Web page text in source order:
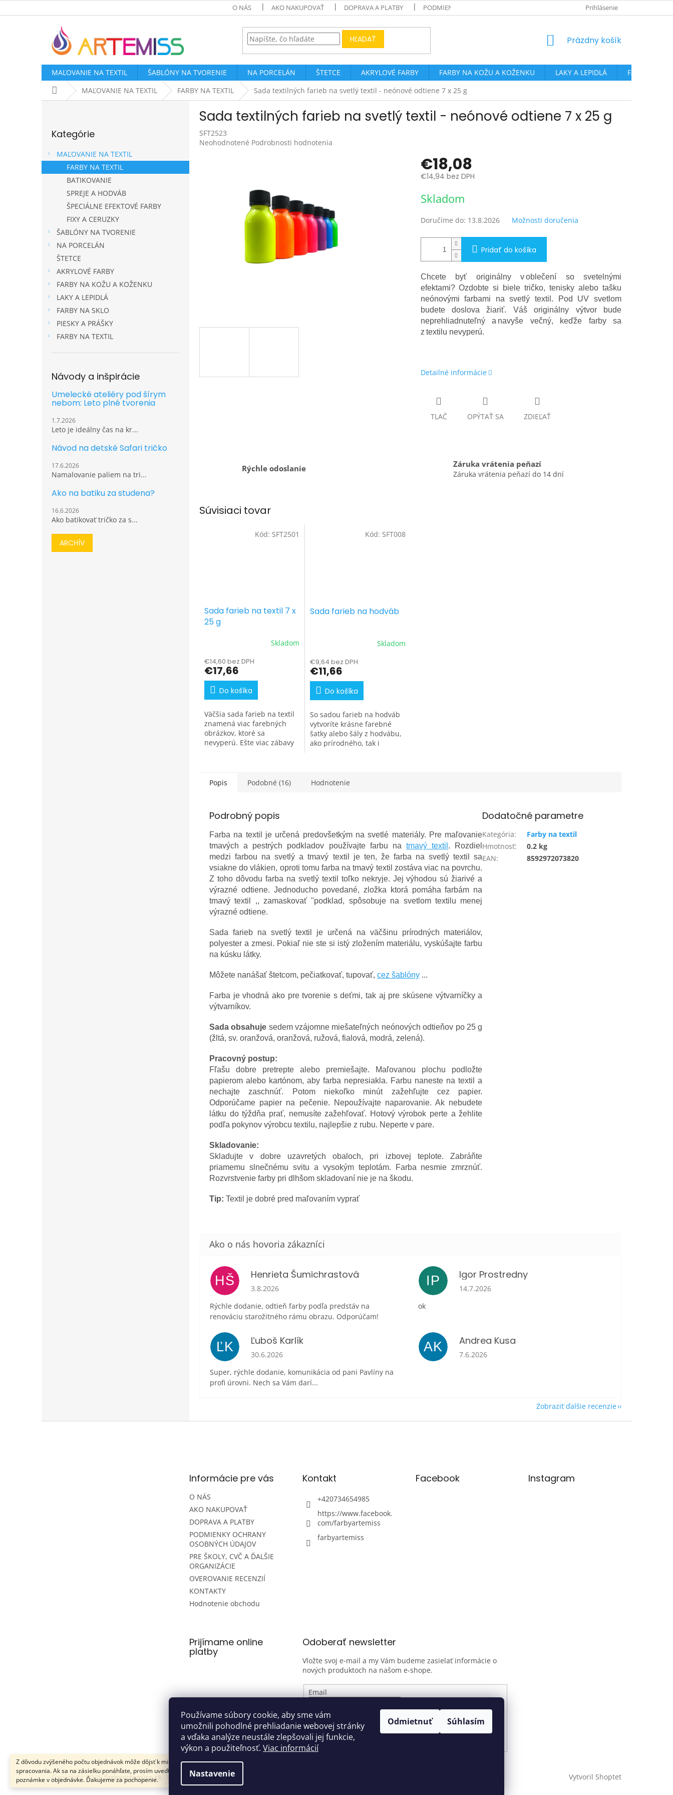
Používame súbory cookie, aby sme vám
umožnili pohodlné prehliadanie webovej stránky
a vďaka analýze neustále zlepšovali jej funkcie,
výkon a použiteľnosť. Viac informácií
Nastavenie
Odmietnuť Súhlasím
na
Z dôvodu zvýšeného počtu objednávok môže dôjsť k miernemu zdržaniu
spracovania. Ak sa na zásielku ponáhľate, prosím uveďte túto informáciu v
poznámke v objednávke. Ďakujeme za pochopenie.
O NÁS AKO NAKUPOVAŤ DOPRAVA A PLATBY PODMIENKY OCHRANY OSOBNÝCH ÚDAJOV PRE ŠKOLY, CVČ A ĎALŠIE
Prihlásenie
HĽADAŤ
NÁKUPNÝ
Prázdny košík
MAĽOVANIE NA TEXTIL ŠABLÓNY NA TVORENIE NA PORCELÁN ŠTETCE AKRYLOVÉ FARBY FARBY NA KOŽU A KOŽENKU LAKY A LEPIDLÁ
FARBY NA
DomovMAĽOVANIE NA TEXTIL FARBY NA TEXTIL Sada textilných farieb na svetlý textil - neónové odtiene 7 x 25 g
p
a
kategórie
Kategórie
MAĽOVANIE NA TEXTIL
FARBY NA TEXTIL
BATIKOVANIE
SPREJE A HODVÁB
ŠPECIÁLNE EFEKTOVÉ FARBY
FIXY A CERUZKY
ŠABLÓNY NA TVORENIE
NA PORCELÁN
ŠTETCE
AKRYLOVÉ FARBY
FARBY NA KOŽU A KOŽENKU
LAKY A LEPIDLÁ
FARBY NA SKLO
PIESKY A PRÁŠKY
FARBY NA TEXTIL
Návody a inšpirácie
Umelecké ateliéry pod šírym
nebom: Leto plné tvorenia
1.7.2026
Leto je ideálny čas na kr...
Návod na detské Safari tričko
17.6.2026
Namalovanie paliem na tri...
Ako na batiku za studena?
16.6.2026
Ako batikovať tričko za s...
ARCHÍV
Sada textilných farieb na svetlý textil - neónové odtiene 7 x 25 g
SFT2523
Priemerné
Neohodnotené Podrobnosti hodnotenia
€18,08
€14,94 bez DPH
cena:
Skladom
Doručíme do: 13.8.2026 Možnosti doručenia
Pridať do košíka
Chcete byť originálny v oblečení so svetelnými
efektami? Ozdobte si biele tričko, tenisky alebo tašku
neónovými farbami na svetlý textil. Pod UV svetlom
budete doslova žiariť. Váš originálny výtvor bude
neprehliadnuteľný a navyše večný, keďže farby sa
z textilu nevyperú.
Detailné informácie
TLAČ OPÝTAŤ SA ZDIEĽAŤ
Rýchle odoslanie Záruka vrátenia peňazí
Záruka vrátenia peňazí do 14 dní
Súvisiaci tovar
Sada farieb na textil 7 x
25 g
Skladom
€14,60 bez DPH
€17,66
Do košíka
Väčšia sada farieb na textil
znamená viac farebných
obrázkov, ktoré sa
nevyperú. Ešte viac zábavy
Kód: SFT2501
Sada farieb na hodváb
Skladom
€9,64 bez DPH
€11,66
Do košíka
So sadou farieb na hodváb
vytvoríte krásne farebné
šatky alebo šály z hodvábu,
ako prírodného, tak i
Kód: SFT008
Popis Podobné (16) Hodnotenie
Podrobný popis
Farba na textil je určená predovšetkým na svetlé materiály. Pre maľovanie
tmavých a pestrých podkladov používajte farbu natmavý textil . Rozdiel
medzi farbou na svetlý a tmavý textil je ten, že farba na svetlý textil sa
vsiakne do vlákien, oproti tomu farba na tmavý textil zostáva viac na povrchu.
Z toho dôvodu farba na svetlý textil toľko nekryje. Jej výhodou sú žiarivé a
výrazné odtiene. Jednoducho povedané, zložka ktorá pomáha farbám na
tmavý textil ,, zamaskovať "podklad, spôsobuje na svetlom textilu menej
výrazné odtiene.
Sada farieb na svetlý textil je určená na väčšinu prírodných materiálov,
polyester a zmesi. Pokiaľ nie ste si istý zložením materiálu, vyskúšajte farbu
na kúsku látky.
Môžete nanášať štetcom, pečiatkovať, tupovať, cez šablóny ...
Farba je vhodná ako pre tvorenie s deťmi, tak aj pre skúsene výtvarníčky a
výtvarníkov.
Sada obsahuje sedem vzájomne miešateľných neónových odtieňov po 25 g
(žltá, sv. oranžová, oranžová, ružová, fialová, modrá, zelená).
Pracovný postup:
Fľašu dobre pretrepte alebo premiešajte. Maľovanou plochu podložte
papierom alebo kartónom, aby farba nepresiakla. Farbu naneste na textil a
nechajte zaschnúť. Potom niekoľko minút zažehľujte cez papier.
Odporúčame papier na pečenie. Nepoužívajte naparovanie. Ak nebudete
látku do týždňa prať, nemusíte zažehľovať. Hotový výrobok perte a žehlite
podľa pokynov výrobcu textilu, najlepšie z rubu. Neperte v pare.
Skladovanie:
Skladujte v dobre uzavretých obaloch, pri izbovej teplote. Zabráňte
priamemu slnečnému svitu a vysokým teplotám. Farba nesmie zmrznúť.
Rozvrstvenie farby pri dlhšom skladovaní nie je na škodu.
Tip: Textil je dobré pred maľovaním vyprať
Dodatočné parametre
Kategória:
Farby na textil
Hmotnosť:
0.2 kg
EAN: 8592972073820
HŠ Henrieta Šumichrastová
Hodnotenie obchodu je 5 z 5 hviezdičiek.
3.8.2026
Rýchle dodanie, odtieň farby podľa predstáv na
renováciu starožitného rámu obrazu. Odporúčam!
IP Igor Prostredny
Hodnotenie obchodu je 5 z 5 hviezdičiek.
14.7.2026
ok
ĽK Ľuboš Karlík
Hodnotenie obchodu je 5 z 5 hviezdičiek.
30.6.2026
Super, rýchle dodanie, komunikácia od pani Pavlíny na
profi úrovni. Nech sa Vám darí...
AK Andrea Kusa
Hodnotenie obchodu je 5 z 5 hviezdičiek.
7.6.2026
Zobraziť ďalšie recenzie
Informácie pre vás
O NÁS
AKO NAKUPOVAŤ
DOPRAVA A PLATBY
PODMIENKY OCHRANY
OSOBNÝCH ÚDAJOV
PRE ŠKOLY, CVČ A ĎALŠIE
ORGANIZÁCIE
OVEROVANIE RECENZIÍ
KONTAKTY
Hodnotenie obchodu
Kontakt
+420734654985
https://www.facebook.
com/farbyartemiss
farbyartemiss
Facebook Instagram
Prijímame online
platby
Odoberať newsletter
Vložte svoj e-mail a my Vám budeme zasielať informácie o
nových produktoch na našom e-shope.
Email
Vložením e-mailu súhlasíte s
podmienkami ochrany
osobných údajov
PRIHLÁSIŤ SA
Vytvoril Shoptet
Copyright 2026farbyartemiss.sk . Všetky práva vyhradené.